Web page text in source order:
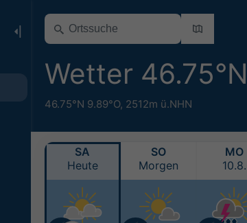
Wetter
46.75°N 9.89°O, 2512m ü.NHN
SA
Heute
SO
Morgen
MO
10.8.